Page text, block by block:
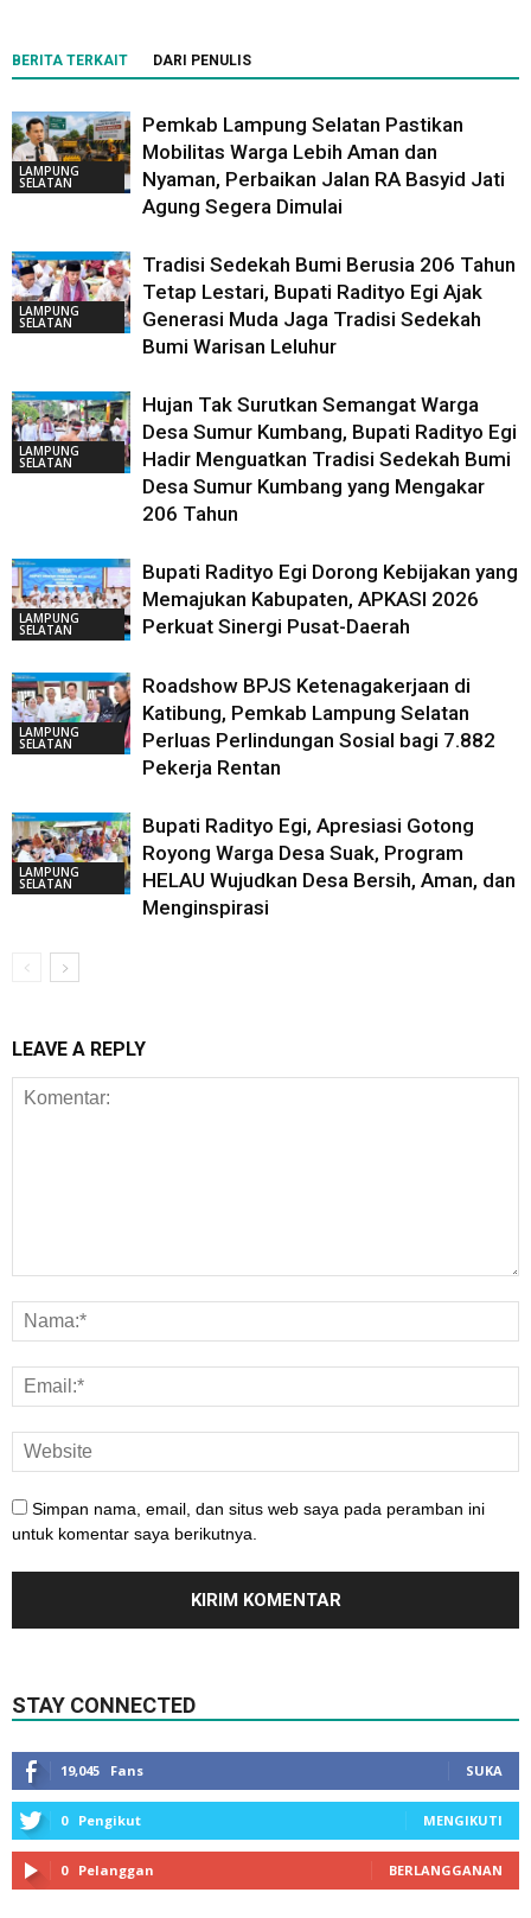
BERITA TERKAIT DARI PENULIS
LAMPUNG
SELATAN
Pemkab Lampung Selatan Pastikan
Mobilitas Warga Lebih Aman dan
Nyaman, Perbaikan Jalan RA Basyid Jati
Agung Segera Dimulai
LAMPUNG
SELATAN
Tradisi Sedekah Bumi Berusia 206 Tahun
Tetap Lestari, Bupati Radityo Egi Ajak
Generasi Muda Jaga Tradisi Sedekah
Bumi Warisan Leluhur
LAMPUNG
SELATAN
Hujan Tak Surutkan Semangat Warga
Desa Sumur Kumbang, Bupati Radityo Egi
Hadir Menguatkan Tradisi Sedekah Bumi
Desa Sumur Kumbang yang Mengakar
206 Tahun
LAMPUNG
SELATAN
Bupati Radityo Egi Dorong Kebijakan yang
Memajukan Kabupaten, APKASI 2026
Perkuat Sinergi Pusat-Daerah
LAMPUNG
SELATAN
Roadshow BPJS Ketenagakerjaan di
Katibung, Pemkab Lampung Selatan
Perluas Perlindungan Sosial bagi 7.882
Pekerja Rentan
LAMPUNG
SELATAN
Bupati Radityo Egi, Apresiasi Gotong
Royong Warga Desa Suak, Program
HELAU Wujudkan Desa Bersih, Aman, dan
Menginspirasi
LEAVE A REPLY
Simpan nama, email, dan situs web saya pada peramban ini
untuk komentar saya berikutnya.
STAY CONNECTED
19,045 Fans SUKA
0 Pengikut MENGIKUTI
0 Pelanggan BERLANGGANAN